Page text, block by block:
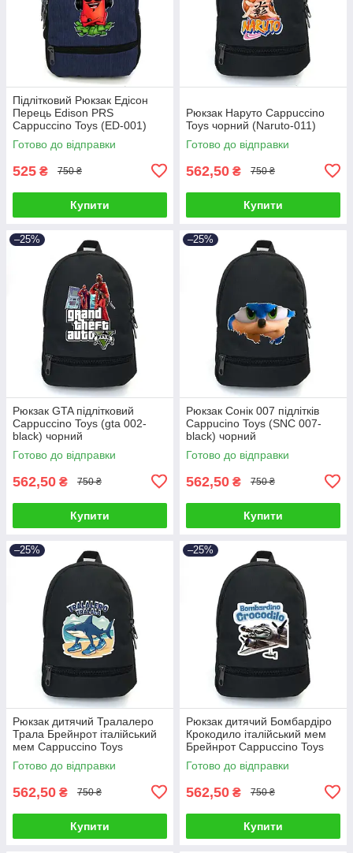
Підлітковий Рюкзак Едісон
Перець Edison PRS
Cappuccino Toys (ED-001)
синій
Готово до відправки
525 ₴ 750 ₴
Купити
Рюкзак Наруто Cappuccino
Toys чорний (Naruto-011)
Готово до відправки
562,50 ₴ 750 ₴
Купити
–25%
Рюкзак GTA підлітковий
Cappuccino Toys (gta 002-
black) чорний
Готово до відправки
562,50 ₴ 750 ₴
Купити
–25%
Рюкзак Сонік 007 підлітків
Cappucino Toys (SNC 007-
black) чорний
Готово до відправки
562,50 ₴ 750 ₴
Купити
–25%
Рюкзак дитячий Тралалеро
Трала Брейнрот італійський
мем Cappuccino Toys
(brainrot mem Traalalero Trala
Готово до відправки
562,50 ₴ 750 ₴
Купити
–25%
Рюкзак дитячий Бомбардіро
Крокодило італійський мем
Брейнрот Cappuccino Toys
(brainrot mem Bombardiro
Готово до відправки
562,50 ₴ 750 ₴
Купити